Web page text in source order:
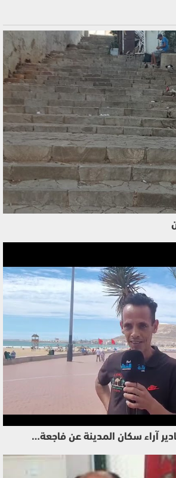
آراء سكان المدينة عن فاجعة…